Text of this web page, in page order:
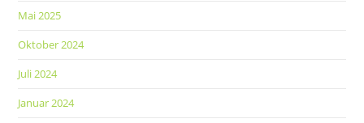
Mai 2025
Oktober 2024
Juli 2024
Januar 2024